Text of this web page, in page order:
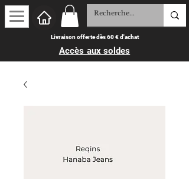
Livraison offerte dès 60 € d'achat
Accès aux soldes